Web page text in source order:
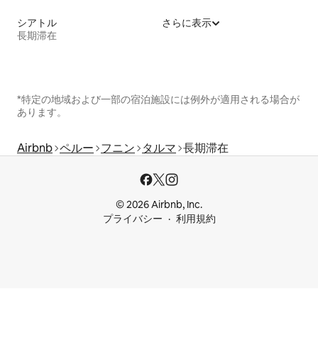
シアトル
長期滞在
さらに表示
*特定の地域および一部の宿泊施設には例外が適用される場合が
あります。
Airbnb ペルー フニン タルマ 長期滞在
© 2026 Airbnb, Inc.
プライバシー
利用規約